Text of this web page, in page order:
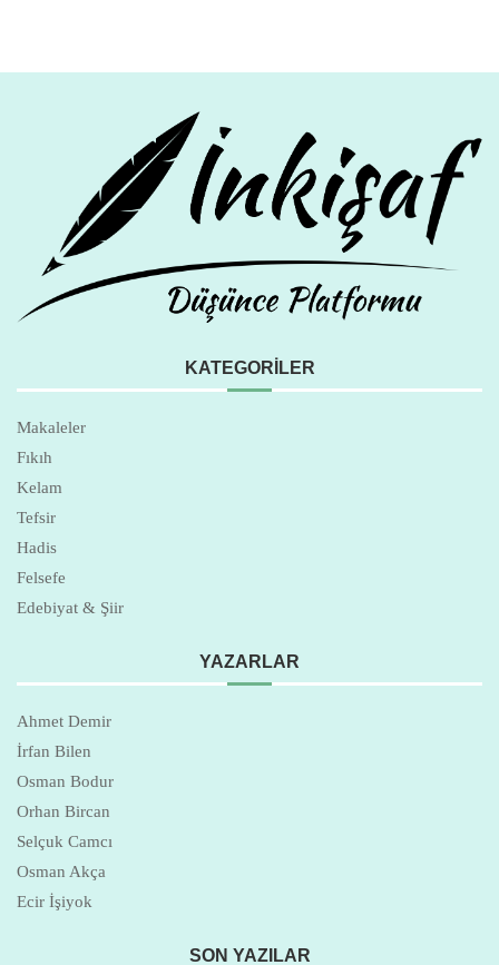
KATEGORILER
Makaleler
Fıkıh
Kelam
Tefsir
Hadis
Felsefe
Edebiyat & Şiir
YAZARLAR
Ahmet Demir
İrfan Bilen
Osman Bodur
Orhan Bircan
Selçuk Camcı
Osman Akça
Ecir İşiyok
SON YAZILAR